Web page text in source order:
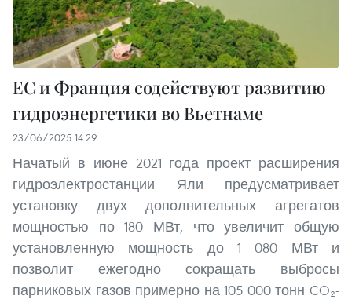
ЕС и Франция содействуют развитию
гидроэнергетики во Вьетнаме
23/06/2025 14:29
Начатый в июне 2021 года проект расширения
гидроэлектростанции Яли предусматривает
установку двух дополнительных агрегатов
мощностью по 180 МВт, что увеличит общую
установленную мощность до 1 080 МВт и
позволит ежегодно сокращать выбросы
парниковых газов примерно на 105 000 тонн CO₂-